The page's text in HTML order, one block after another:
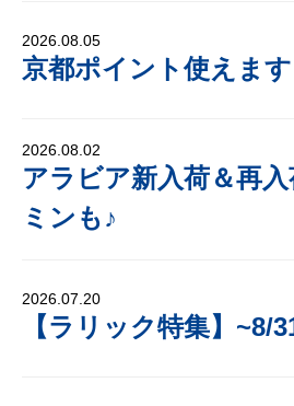
2026.08.05
京都ポイント使えま
2026.08.02
アラビア新入荷＆再
ミンも♪
2026.07.20
【ラリック特集】~8/